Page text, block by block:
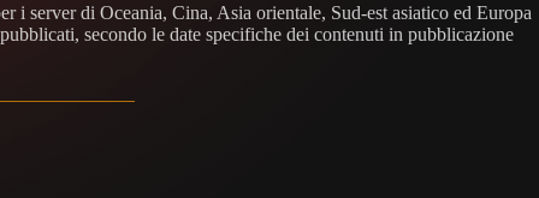
i server di Oceania, Cina, Asia orientale, Sud-est asiatico ed Europa
secondo le date specifiche dei contenuti in pubblicazione